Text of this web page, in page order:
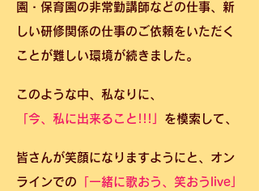
園・保育園の非常勤講師などの仕事、新
しい研修関係の仕事のご依頼をいただく
ことが難しい環境が続きました。
このような中、私なりに、
「今、私に出来ること!!!」 を模索して、
皆さんが笑顔になりますようにと、オン
ラインでの 「一緒に歌おう、笑おうlive」